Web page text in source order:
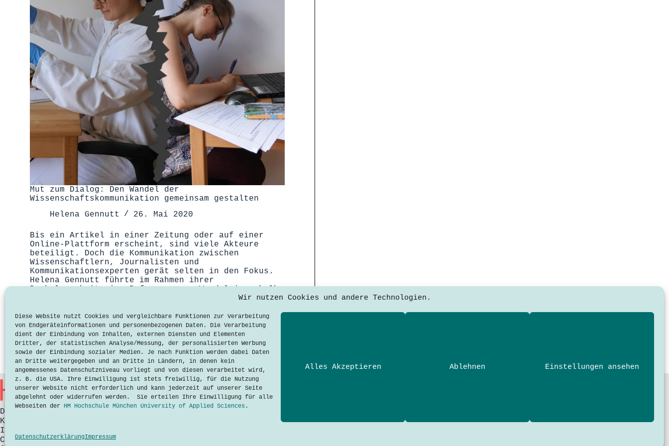
Wir nutzen Cookies und andere Technologien.
Diese Website nutzt Cookies und vergleichbare Funktionen zur Verarbeitung
von Endgeräteinformationen und personenbezogenen Daten. Die Verarbeitung
dient der Einbindung von Inhalten, externen Diensten und Elementen
Dritter, der statistischen Analyse/Messung, der personalisierten Werbung
sowie der Einbindung sozialer Medien. Je nach Funktion werden dabei Daten
an Dritte weitergegeben und an Dritte in Ländern, in denen kein
angemessenes Datenschutzniveau vorliegt und von diesen verarbeitet wird,
z. B. die USA. Ihre Einwilligung ist stets freiwillig, für die Nutzung
unserer Website nicht erforderlich und kann jederzeit auf unserer Seite
abgelehnt oder widerrufen werden. Sie erteilen Ihre Einwilligung für alle
Webseiten der HM Hochschule München University of Applied Sciences .
Alles Akzeptieren Ablehnen Einstellungen ansehen
DatenschutzerklärungImpressum
Mut zum Dialog: Den Wandel der
Wissenschaftskommunikation gemeinsam gestalten
Helena Gennutt
26. Mai 2020
Bis ein Artikel in einer Zeitung oder auf einer
Online-Plattform erscheint, sind viele Akteure
beteiligt. Doch die Kommunikation zwischen
Wissenschaftlern, Journalisten und
Kommunikationsexperten gerät selten in den Fokus.
Helena Gennutt führte im Rahmen ihrer
zum
Dialog:
Den
Wandel
der
Wissenschaftskommunikation
gemeinsam
gestalten
Datenschutzerklärung
Kontakt
Impressum
Cookies
Hochschule München